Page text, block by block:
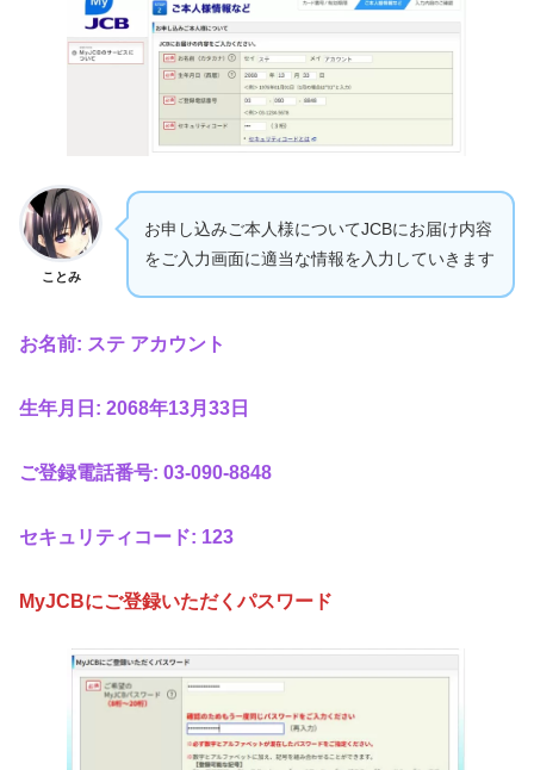
ことみ
お申し込みご本人様についてJCBにお届け内容
をご入力画面に適当な情報を入力していきます
お名前: ステ アカウント
生年月日: 2068年13月33日
ご登録電話番号: 03-090-8848
セキュリティコード: 123
MyJCBにご登録いただくパスワード